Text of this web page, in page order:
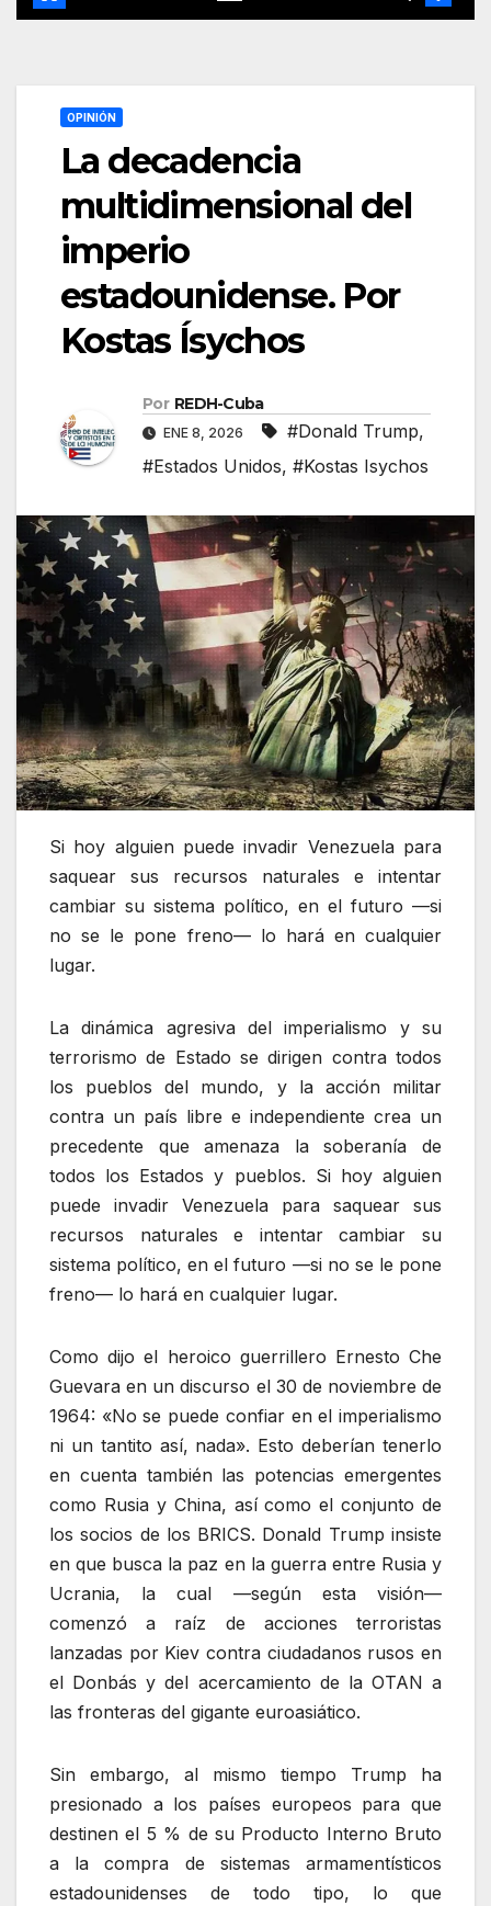
OPINIÓN
La decadencia
multidimensional del
imperio
estadounidense. Por
Kostas Ísychos
Por REDH-Cuba
ENE 8, 2026 #Donald Trump,
#Estados Unidos, #Kostas Isychos
Si hoy alguien puede invadir Venezuela para
saquear sus recursos naturales e intentar
cambiar su sistema político, en el futuro —si
no se le pone freno— lo hará en cualquier
lugar.
La dinámica agresiva del imperialismo y su
terrorismo de Estado se dirigen contra todos
los pueblos del mundo, y la acción militar
contra un país libre e independiente crea un
precedente que amenaza la soberanía de
todos los Estados y pueblos. Si hoy alguien
puede invadir Venezuela para saquear sus
recursos naturales e intentar cambiar su
sistema político, en el futuro —si no se le pone
freno— lo hará en cualquier lugar.
Como dijo el heroico guerrillero Ernesto Che
Guevara en un discurso el 30 de noviembre de
1964: «No se puede confiar en el imperialismo
ni un tantito así, nada». Esto deberían tenerlo
en cuenta también las potencias emergentes
como Rusia y China, así como el conjunto de
los socios de los BRICS. Donald Trump insiste
en que busca la paz en la guerra entre Rusia y
Ucrania, la cual —según esta visión—
comenzó a raíz de acciones terroristas
lanzadas por Kiev contra ciudadanos rusos en
el Donbás y del acercamiento de la OTAN a
las fronteras del gigante euroasiático.
Sin embargo, al mismo tiempo Trump ha
presionado a los países europeos para que
destinen el 5 % de su Producto Interno Bruto
a la compra de sistemas armamentísticos
estadounidenses de todo tipo, lo que